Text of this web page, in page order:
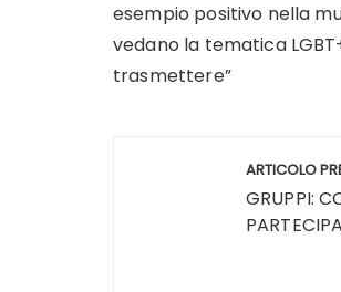
esempio positivo nella
vedano la tematica
trasmettere”
Navigazione
ARTICOLO
GRUPPI: